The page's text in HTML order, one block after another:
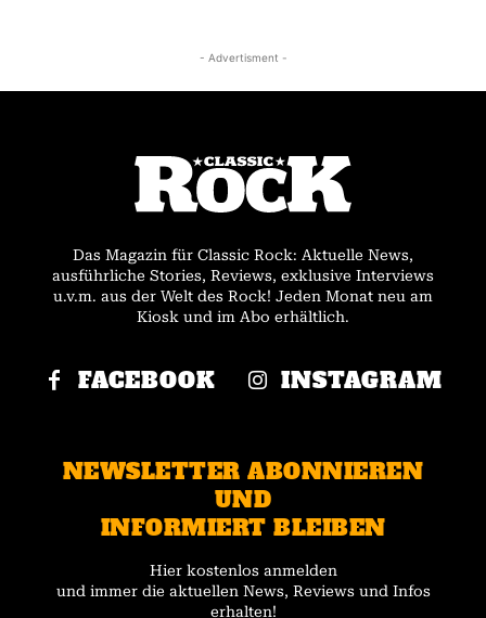
- Advertisment -
Das Magazin für Classic Rock: Aktuelle News,
ausführliche Stories, Reviews, exklusive Interviews
u.v.m. aus der Welt des Rock! Jeden Monat neu am
Kiosk und im Abo erhältlich.
FACEBOOK INSTAGRAM
NEWSLETTER ABONNIEREN
UND
INFORMIERT BLEIBEN
Hier kostenlos anmelden
und immer die aktuellen News, Reviews und Infos
erhalten!